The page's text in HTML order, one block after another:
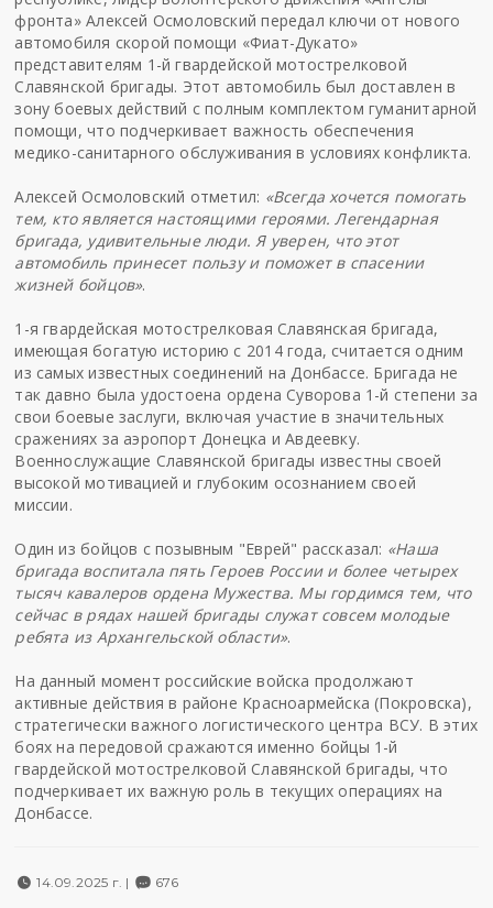
фронта» Алексей Осмоловский передал ключи от нового
автомобиля скорой помощи «Фиат-Дукато»
представителям 1-й гвардейской мотострелковой
Славянской бригады. Этот автомобиль был доставлен в
зону боевых действий с полным комплектом гуманитарной
помощи, что подчеркивает важность обеспечения
медико-санитарного обслуживания в условиях конфликта.
Алексей Осмоловский отметил: «Всегда хочется помогать
тем, кто является настоящими героями. Легендарная
бригада, удивительные люди. Я уверен, что этот
автомобиль принесет пользу и поможет в спасении
жизней бойцов».
1-я гвардейская мотострелковая Славянская бригада,
имеющая богатую историю с 2014 года, считается одним
из самых известных соединений на Донбассе. Бригада не
так давно была удостоена ордена Суворова 1-й степени за
свои боевые заслуги, включая участие в значительных
сражениях за аэропорт Донецка и Авдеевку.
Военнослужащие Славянской бригады известны своей
высокой мотивацией и глубоким осознанием своей
миссии.
Один из бойцов с позывным "Еврей" рассказал: «Наша
бригада воспитала пять Героев России и более четырех
тысяч кавалеров ордена Мужества. Мы гордимся тем, что
сейчас в рядах нашей бригады служат совсем молодые
ребята из Архангельской области».
На данный момент российские войска продолжают
активные действия в районе Красноармейска (Покровска),
стратегически важного логистического центра ВСУ. В этих
боях на передовой сражаются именно бойцы 1-й
гвардейской мотострелковой Славянской бригады, что
подчеркивает их важную роль в текущих операциях на
Донбассе.
14.09.2025 г. | 676